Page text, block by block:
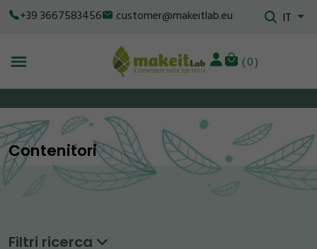
IT
+39 3667583456 customer@makeitlab.eu
0
Contenitori
Filtri ricerca